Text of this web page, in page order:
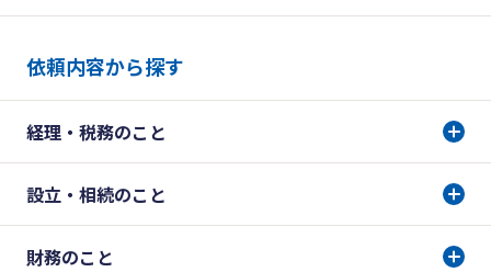
依頼内容から探す
経理・税務のこと
設立・相続のこと
財務のこと